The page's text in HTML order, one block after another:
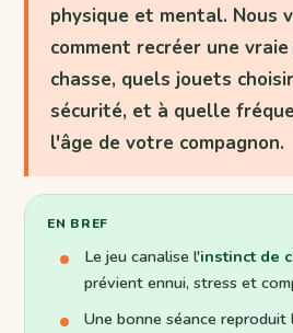
physique et mental. Nous
comment recréer une
chasse, quels jouets
sécurité, et à quelle
l'âge de votre compagnon.
EN BREF
Le jeu canalise l'instinct de
prévient ennui, stress et
Une bonne séance reproduit